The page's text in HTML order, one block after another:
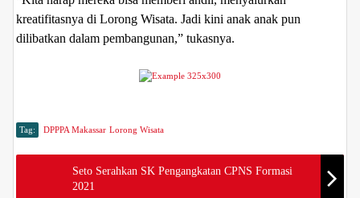
kreatifitasnya di Lorong Wisata. Jadi kini anak anak pun
dilibatkan dalam pembangunan,” tukasnya.
Tag: DPPPA Makassar Lorong Wisata
Seto Serahkan SK Pengangkatan CPNS Formasi
2021